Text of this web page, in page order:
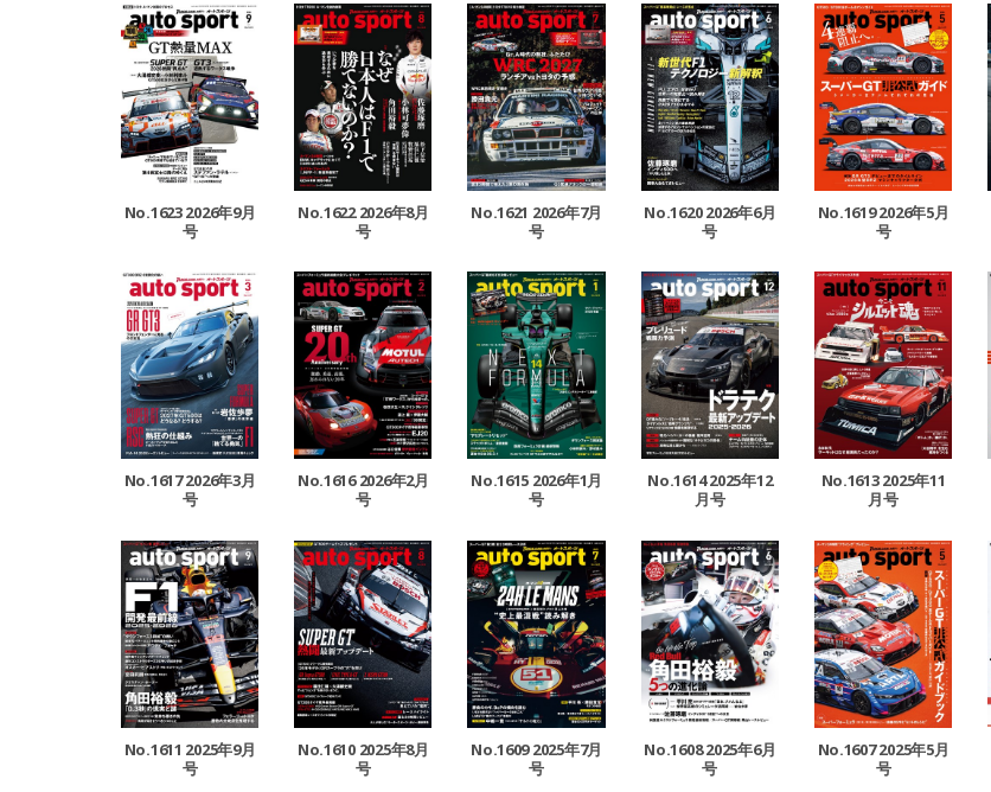
No.1623 2026年9月
号
No.1622 2026年8月
号
No.1621 2026年7月
号
No.1620 2026年6月
号
No.1619 2026年5月
号
No.1617 2026年3月
号
No.1616 2026年2月
号
No.1615 2026年1月
号
No.1614 2025年12
月号
No.1613 2025年11
月号
No.1611 2025年9月
号
No.1610 2025年8月
号
No.1609 2025年7月
号
No.1608 2025年6月
号
No.1607 2025年5月
号